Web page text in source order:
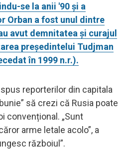
se la anii '90 și a
Orban a fost unul dintre
avut demnitatea și curajul
președintelui Tudjman
în 1999 n.r.).
reporterilor din capitala
să crezi că Rusia poate
convențional. „Sunt
arme letale acolo”, a
războiul”.